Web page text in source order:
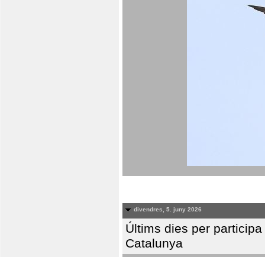
divendres, 5. juny 2026
Últims dies per
Catalunya